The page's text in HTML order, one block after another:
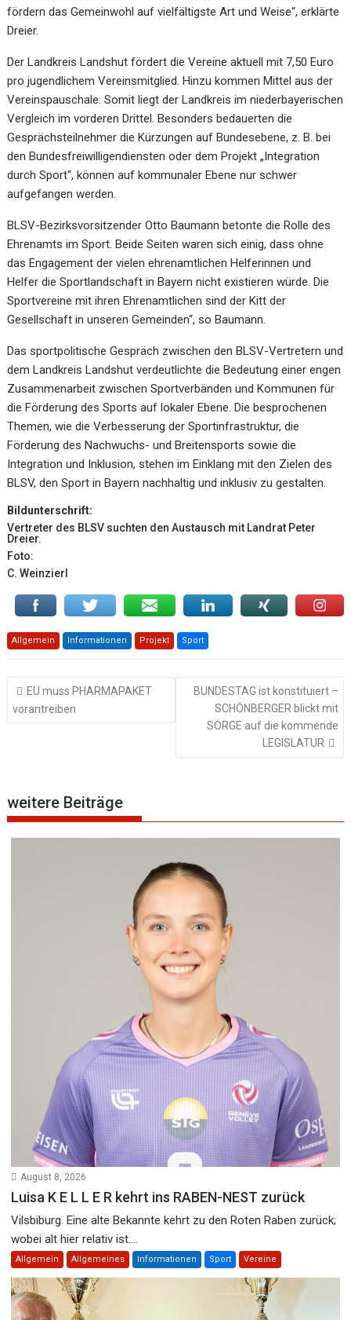
fördern das Gemeinwohl auf vielfältigste Art und Weise“, erklärte
Dreier.
Der Landkreis Landshut fördert die Vereine aktuell mit 7,50 Euro
pro jugendlichem Vereinsmitglied. Hinzu kommen Mittel aus der
Vereinspauschale. Somit liegt der Landkreis im niederbayerischen
Vergleich im vorderen Drittel. Besonders bedauerten die
Gesprächsteilnehmer die Kürzungen auf Bundesebene, z. B. bei
den Bundesfreiwilligendiensten oder dem Projekt „Integration
durch Sport“, können auf kommunaler Ebene nur schwer
aufgefangen werden.
BLSV-Bezirksvorsitzender Otto Baumann betonte die Rolle des
Ehrenamts im Sport. Beide Seiten waren sich einig, dass ohne
das Engagement der vielen ehrenamtlichen Helferinnen und
Helfer die Sportlandschaft in Bayern nicht existieren würde. Die
Sportvereine mit ihren Ehrenamtlichen sind der Kitt der
Gesellschaft in unseren Gemeinden“, so Baumann.
Das sportpolitische Gespräch zwischen den BLSV-Vertretern und
dem Landkreis Landshut verdeutlichte die Bedeutung einer engen
Zusammenarbeit zwischen Sportverbänden und Kommunen für
die Förderung des Sports auf lokaler Ebene. Die besprochenen
Themen, wie die Verbesserung der Sportinfrastruktur, die
Förderung des Nachwuchs- und Breitensports sowie die
Integration und Inklusion, stehen im Einklang mit den Zielen des
BLSV, den Sport in Bayern nachhaltig und inklusiv zu gestalten.
Bildunterschrift:
Vertreter des BLSV suchten den Austausch mit Landrat Peter
Dreier.
Foto:
C. Weinzierl
Allgemein Informationen Projekt Sport
Beitragsnavigation
EU muss PHARMAPAKET
vorantreiben
BUNDESTAG ist konstituiert –
SCHÖNBERGER blickt mit
SORGE auf die kommende
LEGISLATUR
weitere Beiträge
August 8, 2026
Luisa K E L L E R kehrt ins RABEN-NEST zurück
Vilsbiburg. Eine alte Bekannte kehrt zu den Roten Raben zurück;
wobei alt hier relativ ist....
Allgemein Allgemeines Informationen Sport Vereine